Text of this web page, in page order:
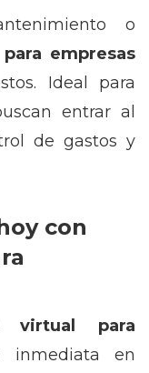
o
empresas
Ideal para
entrar al
de gastos y
con
virtual para
inmediata en